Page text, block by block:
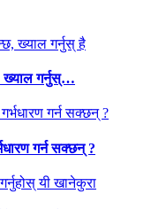
ख्याल गर्नुस्…
गर्न सक्छन् ?